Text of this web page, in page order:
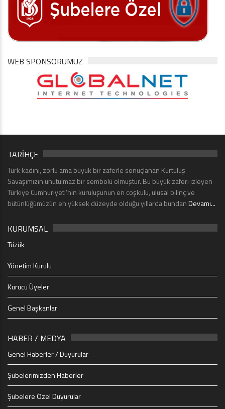
WEB SPONSORUMUZ
TARİHÇE
Türk kadını, zorlu ama büyük bir zaferle sonuçlanan Kurtuluş
Savaşımızın unutulmaz bir sembolü olmuştur. Bu büyük zaferi izleyen
Türkiye Cumhuriyeti’nin kuruluşunun en coşkulu, ulusal bilinç ve
bütünlüğümüzün en yüksek düzeyde olduğu yıllarda bundanDevamı...
KURUMSAL
Tüzük
Yönetim Kurulu
Kurucu Üyeler
Genel Başkanlar
HABER / MEDYA
Genel Haberler / Duyurular
Şubelerimizden Haberler
Şubelere Özel Duyurular